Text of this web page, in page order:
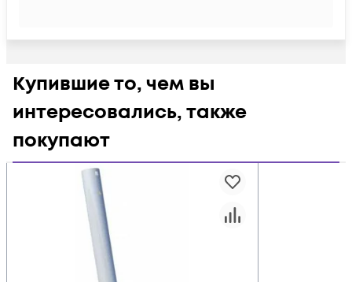
Купившие то, чем вы
интересовались, также
покупают